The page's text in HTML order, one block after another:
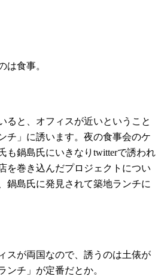
は食事。
ると、オフィスが近いということ
チ」に誘います。夜の食事会のケ
も鍋島氏にいきなりtwitterで誘われ
を巻き込んだプロジェクトについ
鍋島氏に発見されて築地ランチに
スが両国なので、誘うのは土俵が
ンチ」が定番だとか。